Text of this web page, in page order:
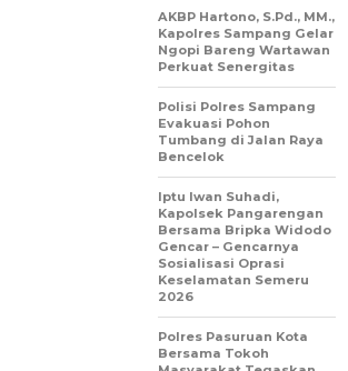
AKBP Hartono, S.Pd., MM.,
Kapolres Sampang Gelar
Ngopi Bareng Wartawan
Perkuat Senergitas
Polisi Polres Sampang
Evakuasi Pohon
Tumbang di Jalan Raya
Bencelok
Iptu Iwan Suhadi,
Kapolsek Pangarengan
Bersama Bripka Widodo
Gencar – Gencarnya
Sosialisasi Oprasi
Keselamatan Semeru
2026
Polres Pasuruan Kota
Bersama Tokoh